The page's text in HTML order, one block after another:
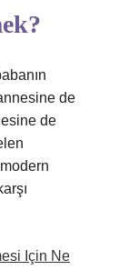
de
de
Için Ne